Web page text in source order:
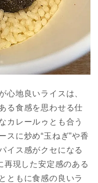
心地良いライスは、
る食感を思わせる仕
カレールゥとも合う
スに炒め“玉ねぎ”や香
イス感がクセになる
再現した安定感のある
ともに食感の良いラ